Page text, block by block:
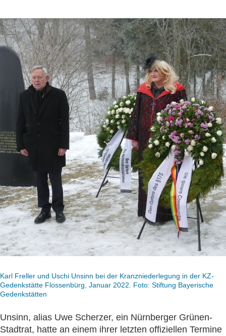
Karl Freller und Uschi Unsinn bei der Kranzniederlegung in der KZ-
Gedenkstätte Flossenbürg, Januar 2022. Foto: Stiftung Bayerische
Gedenkstätten
Unsinn, alias Uwe Scherzer, ein Nürnberger Grünen-
Stadtrat, hatte an einem ihrer letzten offiziellen Termine